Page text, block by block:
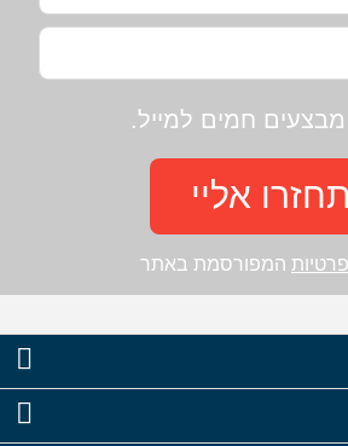
חמים למייל.
תחזרו אליי
המפורסמת באתר